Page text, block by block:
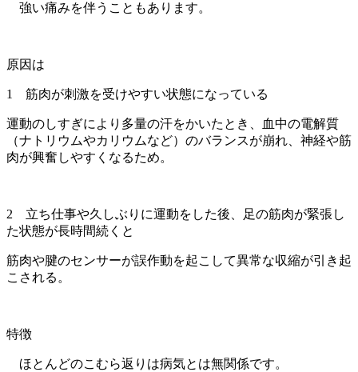
強い痛みを伴うこともあります。
原因は
1 筋肉が刺激を受けやすい状態になっている
運動のしすぎにより多量の汗をかいたとき、血中の電解質
（ナトリウムやカリウムなど）のバランスが崩れ、神経や筋
肉が興奮しやすくなるため。
2 立ち仕事や久しぶりに運動をした後、足の筋肉が緊張し
た状態が長時間続くと
筋肉や腱のセンサーが誤作動を起こして異常な収縮が引き起
こされる。
特徴
ほとんどのこむら返りは病気とは無関係です。